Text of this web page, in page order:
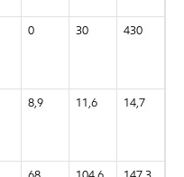
0 30 430
8,9 11,6 14,7